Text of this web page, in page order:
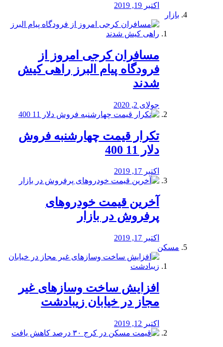
اکتبر 19, 2019
بازار
مسافران کرجی امروز از
فرودگاه پیام البرز راهی کیش
شدند
جولای 2, 2020
تکرار قیمت چهارشنبه فروش
دلار 11 400
اکتبر 17, 2019
آخرین قیمت خودرو‌های
پرفروش در بازار
اکتبر 17, 2019
مسکن
افزایش ساخت وسازهای غیر
مجاز در خیابان زیبادشت
اکتبر 12, 2019